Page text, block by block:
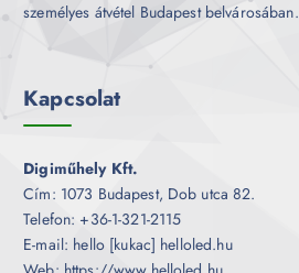
személyes átvétel Budapest belvárosában.
Kapcsolat
Digiműhely Kft.
Cím: 1073 Budapest, Dob utca 82.
Telefon: +36-1-321-2115
E-mail: hello [kukac] helloled.hu